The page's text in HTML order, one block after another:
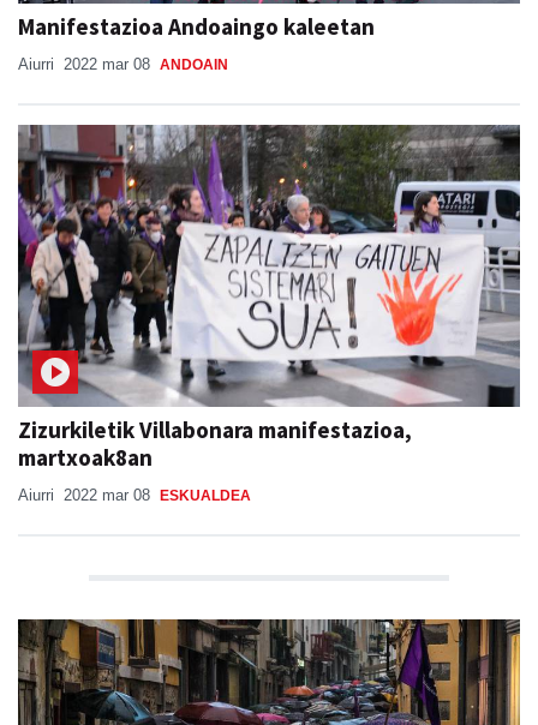
Manifestazioa Andoaingo kaleetan
Aiurri 2022 mar 08 ANDOAIN
Zizurkiletik Villabonara manifestazioa,
martxoak8an
Aiurri 2022 mar 08 ESKUALDEA